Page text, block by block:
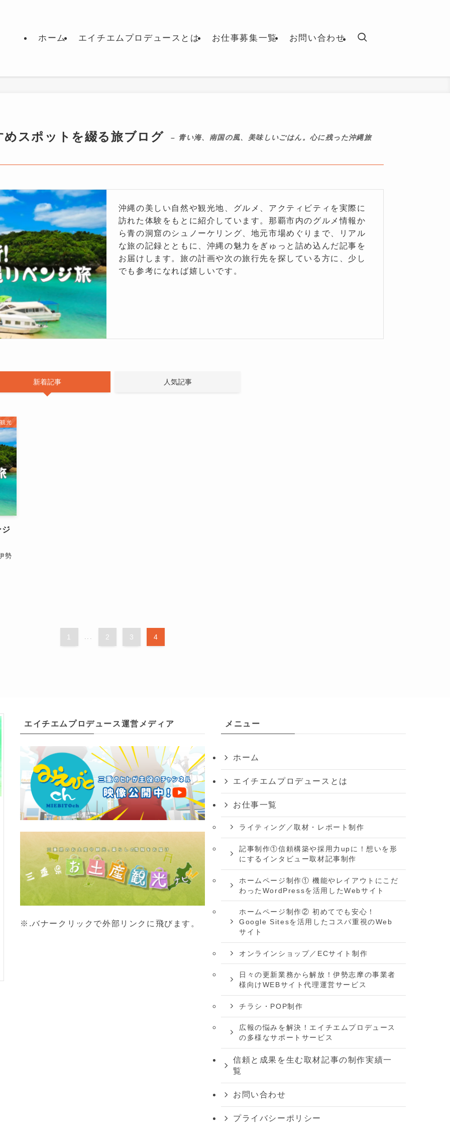
ホーム エイチエムプロデュースとは お仕事募集一覧 お問い合わせ
スポットを綴る旅ブログ – 青い海、南国の風、美味しいごはん。心に残った沖縄旅
沖縄の美しい自然や観光地、グルメ、アクティビティを実際に
訪れた体験をもとに紹介しています。那覇市内のグルメ情報か
ら青の洞窟のシュノーケリング、地元市場めぐりまで、リアル
な旅の記録とともに、沖縄の魅力をぎゅっと詰め込んだ記事を
お届けします。旅の計画や次の旅行先を探している方に、少し
でも参考になれば嬉しいです。
新着記事 人気記事
光
勢
1 2 3 4
エイチエムプロデュース運営メディア
※.バナークリックで外部リンクに飛びます。
メニュー
ホーム
エイチエムプロデュースとは
お仕事一覧
ライティング／取材・レポート制作
記事制作①信頼構築や採用力upに！想いを形
にするインタビュー取材記事制作
ホームページ制作① 機能やレイアウトにこだ
わったWordPressを活用したWebサイト
ホームページ制作② 初めてでも安心！
Google Sitesを活用したコスパ重視のWeb
サイト
オンラインショップ／ECサイト制作
日々の更新業務から解放！伊勢志摩の事業者
様向けWEBサイト代理運営サービス
チラシ・POP制作
広報の悩みを解決！エイチエムプロデュース
の多様なサポートサービス
信頼と成果を生む取材記事の制作実績一
覧
お問い合わせ
プライバシーポリシー